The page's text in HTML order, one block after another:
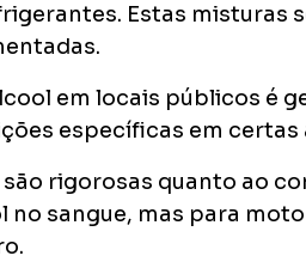
Estas misturas
em locais públicos é
específicas em certas
rigorosas quanto ao
no sangue, mas para